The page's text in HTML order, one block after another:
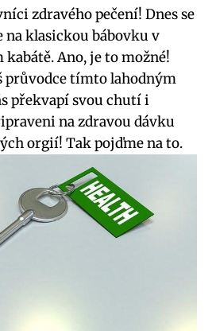
zdravého pečení! Dnes se
na klasickou bábovku v
Ano, je to možné!
průvodce tímto lahodným
překvapí svou chutí i
na zdravou dávku
orgií! Tak pojďme na to.